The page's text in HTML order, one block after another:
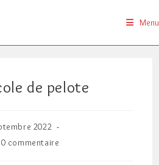
Menu
de pelote
2022
0 commentaire